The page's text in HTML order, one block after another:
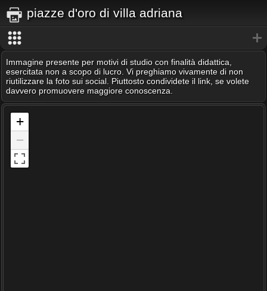
piazze d'oro di villa adriana
Immagine presente per motivi di studio con finalità didattica,
esercitata non a scopo di lucro. Vi preghiamo vivamente di non
riutilizzare la foto sui social. Piuttosto condividete il link, se volete
davvero promuovere maggiore conoscenza.
+
−